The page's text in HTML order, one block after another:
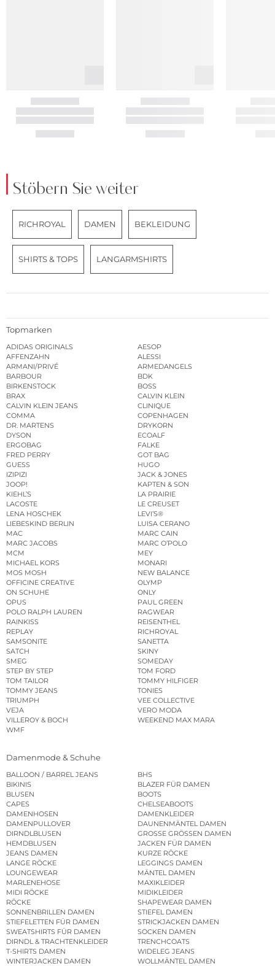
Stöbern Sie weiter
RICHROYAL DAMEN BEKLEIDUNG
SHIRTS & TOPS LANGARMSHIRTS
Topmarken
ADIDAS ORIGINALS
AESOP
AFFENZAHN
ALESSI
ARMANI/PRIVÉ
ARMEDANGELS
BARBOUR
BDK
BIRKENSTOCK
BOSS
BRAX
CALVIN KLEIN
CALVIN KLEIN JEANS
CLINIQUE
COMMA
COPENHAGEN
DR. MARTENS
DRYKORN
DYSON
ECOALF
ERGOBAG
FALKE
FRED PERRY
GOT BAG
GUESS
HUGO
IZIPIZI
JACK & JONES
JOOP!
KAPTEN & SON
KIEHL’S
LA PRAIRIE
LACOSTE
LE CREUSET
LENA HOSCHEK
LEVI’S®
LIEBESKIND BERLIN
LUISA CERANO
MAC
MARC CAIN
MARC JACOBS
MARC O’POLO
MCM
MEY
MICHAEL KORS
MONARI
MOS MOSH
NEW BALANCE
OFFICINE CREATIVE
OLYMP
ON SCHUHE
ONLY
OPUS
PAUL GREEN
POLO RALPH LAUREN
RAGWEAR
RAINKISS
REISENTHEL
REPLAY
RICHROYAL
SAMSONITE
SANETTA
SATCH
SKINY
SMEG
SOMEDAY
STEP BY STEP
TOM FORD
TOM TAILOR
TOMMY HILFIGER
TOMMY JEANS
TONIES
TRIUMPH
VEE COLLECTIVE
VEJA
VERO MODA
VILLEROY & BOCH
WEEKEND MAX MARA
WMF
Damenmode & Schuhe
BALLOON / BARREL JEANS
BHS
BIKINIS
BLAZER FÜR DAMEN
BLUSEN
BOOTS
CAPES
CHELSEABOOTS
DAMENHOSEN
DAMENKLEIDER
DAMENPULLOVER
DAUNENMÄNTEL DAMEN
DIRNDLBLUSEN
GROSSE GRÖSSEN DAMEN
HEMDBLUSEN
JACKEN FÜR DAMEN
JEANS DAMEN
KURZE RÖCKE
LANGE RÖCKE
LEGGINGS DAMEN
LOUNGEWEAR
MÄNTEL DAMEN
MARLENEHOSE
MAXIKLEIDER
MIDI RÖCKE
MIDIKLEIDER
RÖCKE
SHAPEWEAR DAMEN
SONNENBRILLEN DAMEN
STIEFEL DAMEN
STIEFELETTEN FÜR DAMEN
STRICKJACKEN DAMEN
SWEATSHIRTS FÜR DAMEN
SOCKEN DAMEN
DIRNDL & TRACHTENKLEIDER
TRENCHCOATS
T-SHIRTS DAMEN
WIDELEG JEANS
WINTERJACKEN DAMEN
WOLLMÄNTEL DAMEN